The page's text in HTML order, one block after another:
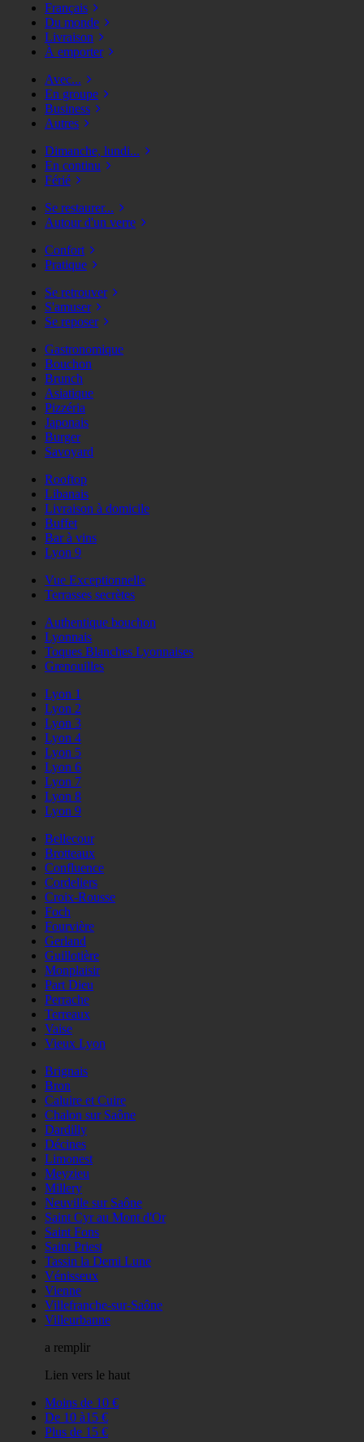
Français
Du monde
Livraison
À emporter
Avec...
En groupe
Business
Autres
Dimanche, lundi...
En continu
Férié
Se restaurer...
Autour d'un verre
Confort
Pratique
Se retrouver
S'amuser
Se reposer
Gastronomique
Bouchon
Brunch
Asiatique
Pizzéria
Japonais
Burger
Savoyard
Rooftop
Libanais
Livraison à domicile
Buffet
Bar à vins
Lyon 9
Vue Exceptionnelle
Terrasses secrètes
Authentique bouchon
Lyonnais
Toques Blanches Lyonnaises
Grenouilles
Lyon 1
Lyon 2
Lyon 3
Lyon 4
Lyon 5
Lyon 6
Lyon 7
Lyon 8
Lyon 9
Bellecour
Brotteaux
Confluence
Cordeliers
Croix-Rousse
Foch
Fourvière
Gerland
Guillotière
Monplaisir
Part Dieu
Perrache
Terreaux
Vaise
Vieux Lyon
Brignais
Bron
Caluire et Cuire
Chalon sur Saône
Dardilly
Décines
Limonest
Meyzieu
Millery
Neuville sur Saône
Saint Cyr au Mont d'Or
Saint Fons
Saint Priest
Tassin la Demi Lune
Vénisseux
Vienne
Villefranche-sur-Saône
Villeurbanne
a remplir
Lien vers le haut
Moins de 10 €
De 10 à15 €
Plus de 15 €